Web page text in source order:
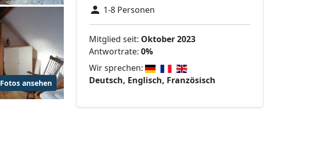
Fotos ansehen
1-8 Personen
Mitglied seit: Oktober 2023
Antwortrate: 0%
Wir sprechen:
Deutsch, Englisch, Französisch